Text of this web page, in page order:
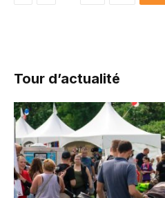
Tour d’actualité